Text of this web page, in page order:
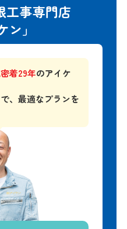
工事専門店
ン」
着29年のアイケ
、最適なプランを